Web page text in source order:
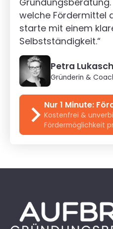
welche Fördermittel
starte mit einem
Selbstständigkeit.“
Petra
Gründerin &
Nur 1 Minute:
Kostenfrei &
Fördermöglichkeit